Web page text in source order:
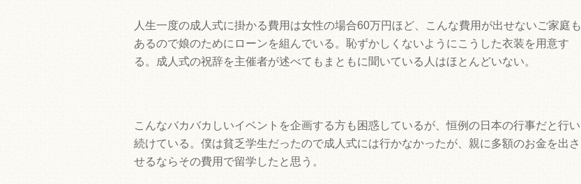
人生一度の成人式に掛かる費用は女性の場合60万円ほど、こんな費用が出せないご家庭も
あるので娘のためにローンを組んでいる。恥ずかしくないようにこうした衣装を用意す
る。成人式の祝辞を主催者が述べてもまともに聞いている人はほとんどいない。
こんなバカバカしいイベントを企画する方も困惑しているが、恒例の日本の行事だと行い
続けている。僕は貧乏学生だったので成人式には行かなかったが、親に多額のお金を出さ
せるならその費用で留学したと思う。